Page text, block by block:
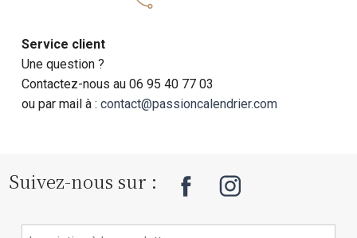
Service client
Une question ?
Contactez-nous au 06 95 40 77 03
ou par mail à :contact@passioncalendrier.com
Suivez-nous sur :